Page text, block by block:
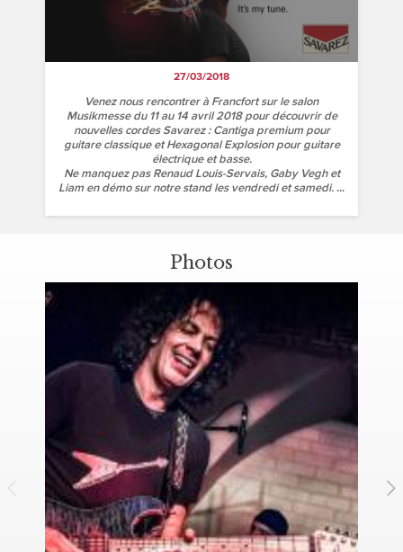
27/03/2018
Venez nous rencontrer à Francfort sur le salon
Musikmesse du 11 au 14 avril 2018 pour découvrir de
nouvelles cordes Savarez : Cantiga premium pour
guitare classique et Hexagonal Explosion pour guitare
électrique et basse.
Ne manquez pas Renaud Louis-Servais, Gaby Vegh et
Liam en démo sur notre stand les vendredi et samedi....
Photos